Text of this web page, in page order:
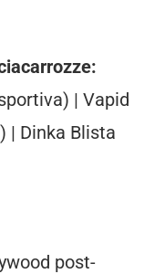
| Vapid
| Dinka Blista
post-